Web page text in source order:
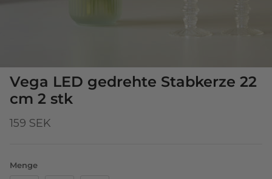
Vega LED gedrehte Stabkerze 22
cm 2 stk
159 SEK
Menge